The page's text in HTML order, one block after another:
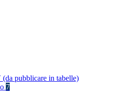
pubblicare in tabelle)
7